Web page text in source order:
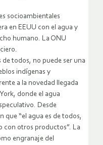
socioambientales
en EEUU con el agua y
humano. La ONU
de todos, no puede ser una
indígenas y
a la novedad llegada
donde el agua
Desde
que “el agua es de todos,
con otros productos”. La
engranaje del